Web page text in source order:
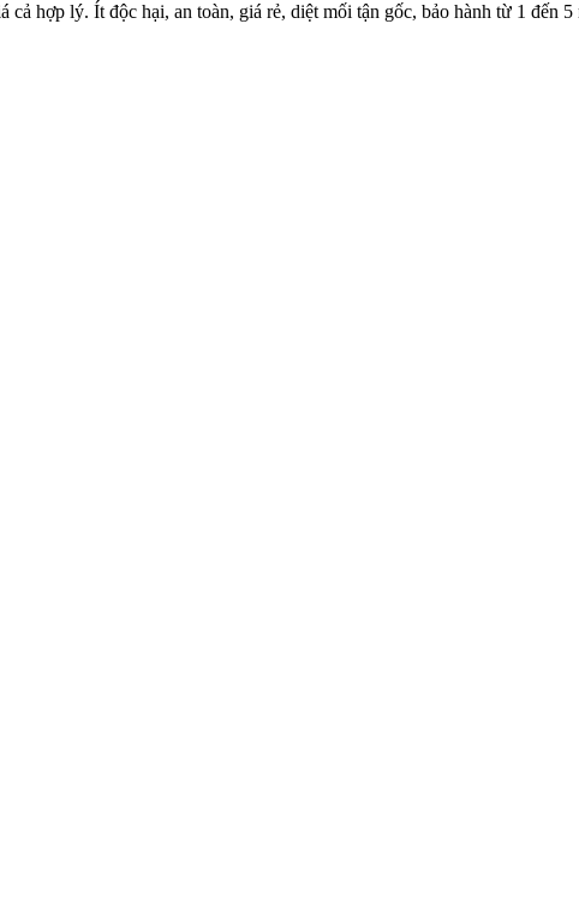
hợp lý. Ít độc hại, an toàn, giá rẻ, diệt mối tận gốc, bảo hành từ 1 đến